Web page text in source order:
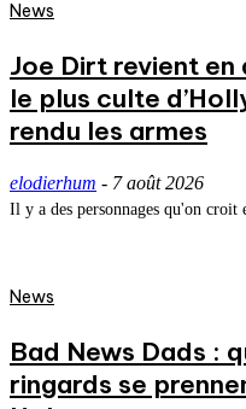
News
Joe Dirt revient en
le plus culte
rendu les armes
elodierhum - 7 août 2026
Il y a des personnages qu'on croit
News
Bad News Dads :
ringards se